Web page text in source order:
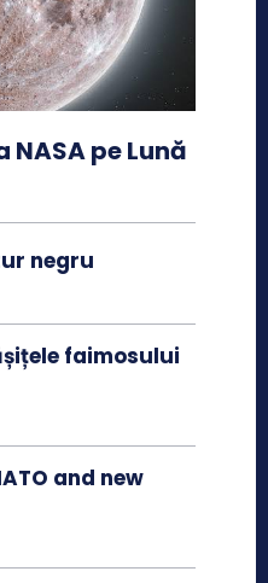
pe Lună
negru
faimosului
and new